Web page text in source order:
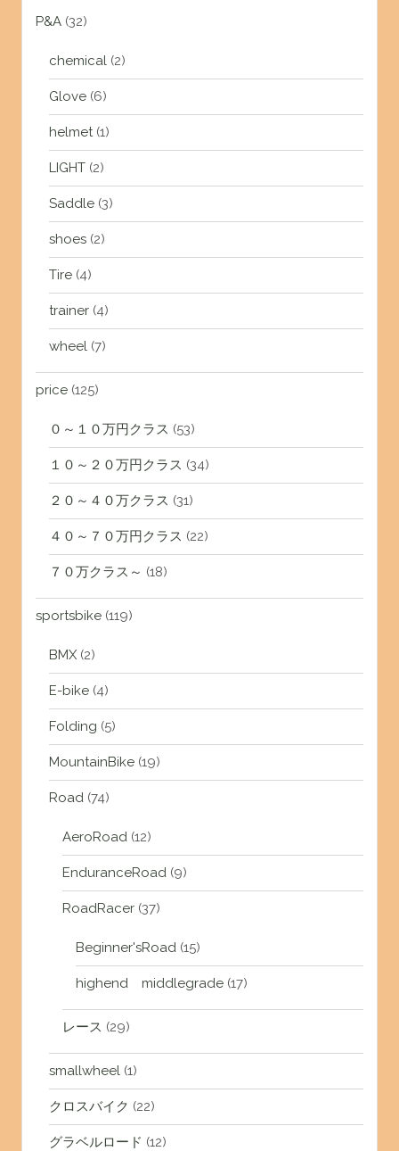
P&A(32)
chemical(2)
Glove(6)
helmet(1)
LIGHT(2)
Saddle(3)
shoes(2)
Tire(4)
trainer(4)
wheel(7)
price(125)
０～１０万円クラス (53)
１０～２０万円クラス (34)
２０～４０万クラス (31)
４０～７０万円クラス (22)
７０万クラス～ (18)
sportsbike(119)
BMX(2)
E-bike(4)
Folding (5)
MountainBike(19)
Road(74)
AeroRoad(12)
EnduranceRoad(9)
RoadRacer(37)
Beginner'sRoad(15)
highend middlegrade(17)
レース (29)
smallwheel(1)
クロスバイク (22)
グラベルロード (12)